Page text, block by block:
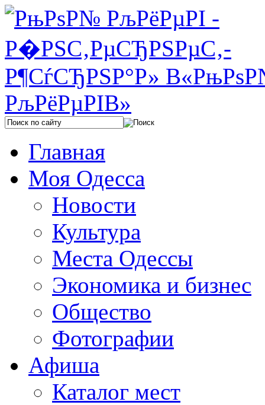
Главная
Моя Одесса
Новости
Культура
Места Одессы
Экономика и бизнес
Общество
Фотографии
Афиша
Каталог мест